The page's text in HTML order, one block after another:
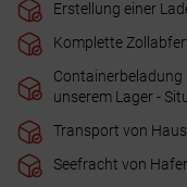
Erstellung einer
Komplette
Containerbeladung
unserem Lager -
Transport von
Seefracht von